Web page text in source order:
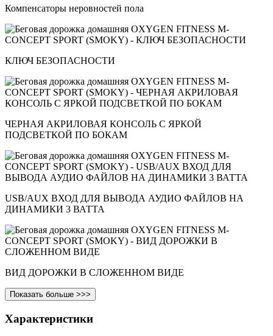
Компенсаторы неровностей пола
КЛЮЧ БЕЗОПАСНОСТИ
ЧЕРНАЯ АКРИЛОВАЯ КОНСОЛЬ С ЯРКОЙ
ПОДСВЕТКОЙ ПО БОКАМ
USB/AUX ВХОД ДЛЯ ВЫВОДА АУДИО ФАЙЛОВ НА
ДИНАМИКИ 3 ВАТТА
ВИД ДОРОЖКИ В СЛОЖЕННОМ ВИДЕ
Показать больше >>>
Характеристики